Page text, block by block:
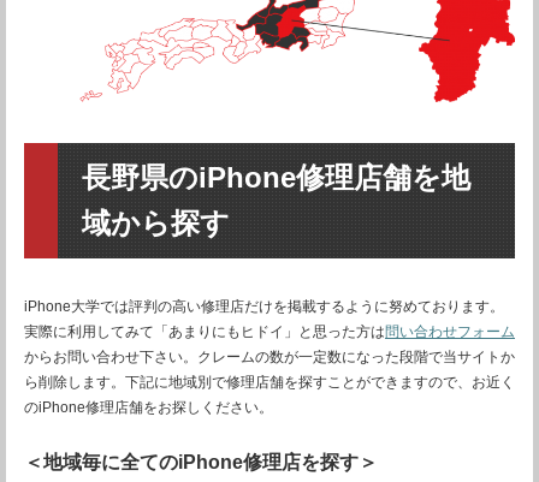
長野県のiPhone修理店舗を地
域から探す
iPhone大学では評判の高い修理店だけを掲載するように努めております。
実際に利用してみて「あまりにもヒドイ」と思った方は問い合わせフォーム
からお問い合わせ下さい。クレームの数が一定数になった段階で当サイトか
ら削除します。下記に地域別で修理店舗を探すことができますので、お近く
のiPhone修理店舗をお探しください。
＜地域毎に全てのiPhone修理店を探す＞